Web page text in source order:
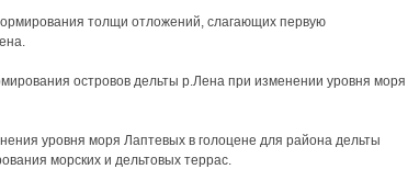
толщи отложений, слагающих первую
островов дельты р.Лена при изменении уровня моря
уровня моря Лаптевых в голоцене для района дельты
морских и дельтовых террас.